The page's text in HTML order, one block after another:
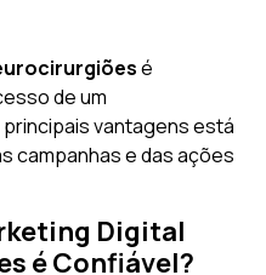
é
de um
vantagens está
campanhas e das ações
Digital
é Confiável?